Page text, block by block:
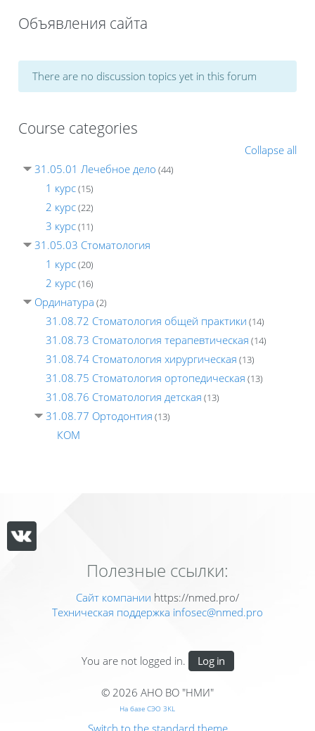
Объявления сайта
There are no discussion topics yet in this forum
Course categories
Collapse all
31.05.01 Лечебное дело (44)
1 курс(15)
2 курс(22)
3 курс(11)
31.05.03 Стоматология
1 курс(20)
2 курс(16)
Ординатура (2)
31.08.72 Стоматология общей практики (14)
31.08.73 Стоматология терапевтическая (14)
31.08.74 Стоматология хирургическая (13)
31.08.75 Стоматология ортопедическая (13)
31.08.76 Стоматология детская (13)
31.08.77 Ортодонтия (13)
КОМ
Полезные ссылки:
Сайт компании https://nmed.pro/
Техническая поддержка infosec@nmed.pro
You are not logged in. Log in
© 2026 АНО ВО "НМИ"
На базе СЭО 3KL
Switch to the standard theme